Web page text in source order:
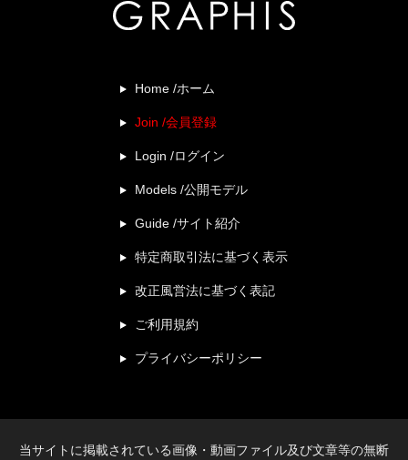
Home /ホーム
Join /会員登録
Login /ログイン
Models /公開モデル
Guide /サイト紹介
特定商取引法に基づく表示
改正風営法に基づく表記
ご利用規約
プライバシーポリシー
当サイトに掲載されている画像・動画ファイル及び文章等の無断